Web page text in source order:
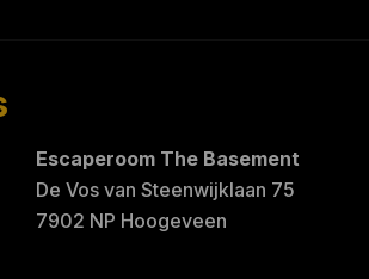
Escaperoom The Basement
De Vos van Steenwijklaan 75
7902 NP Hoogeveen